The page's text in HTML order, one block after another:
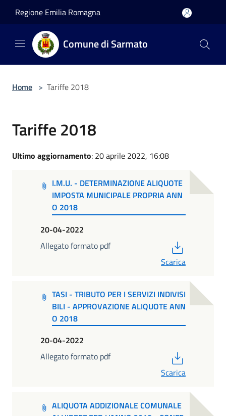
Regione Emilia Romagna
Comune di Sarmato
Home > Tariffe 2018
Tariffe 2018
Ultimo aggiornamento: 20 aprile 2022, 16:08
I.M.U. - DETERMINAZIONE ALIQUOTE
IMPOSTA MUNICIPALE PROPRIA ANN
O 2018
20-04-2022
Allegato formato pdf
Scarica
TASI - TRIBUTO PER I SERVIZI INDIVISI
BILI - APPROVAZIONE ALIQUOTE ANN
O 2018
20-04-2022
Allegato formato pdf
Scarica
ALIQUOTA ADDIZIONALE COMUNALE